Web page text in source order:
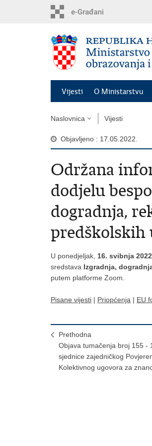
Vijesti O Ministarstvu
Naslovnica Vijesti
Objavljeno : 17.05.2022.
Održana
dodjelu
dogradnja,
predškolskih
U ponedjeljak, 16. svibnja
sredstava Izgradnja,
putem platforme Zoom.
Pisane vijesti | Priopćenja | EU
Prethodna
Objava tumačenja broj 155 -
sjednice zajedničkog
Kolektivnog ugovora za